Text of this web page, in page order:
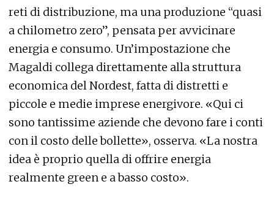
reti di distribuzione, ma una produzione “quasi
a chilometro zero”, pensata per avvicinare
energia e consumo. Un’impostazione che
Magaldi collega direttamente alla struttura
economica del Nordest, fatta di distretti e
piccole e medie imprese energivore. «Qui ci
sono tantissime aziende che devono fare i conti
con il costo delle bollette», osserva. «La nostra
idea è proprio quella di offrire energia
realmente green e a basso costo».